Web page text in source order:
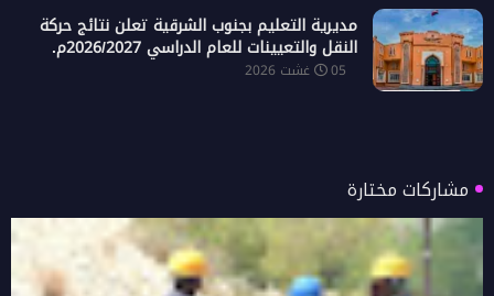
مديرية التعليم بجنوب الشرقية تعلن نتائج حركة
النقل والتعيينات للعام الدراسي 2026/2027م.
05 غشت 2026
مشاركات مختارة